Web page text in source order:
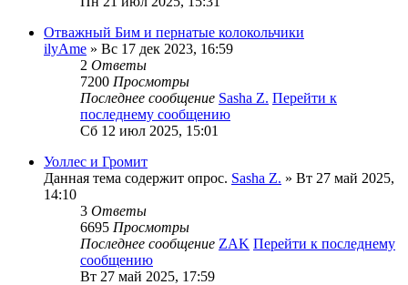
Отважный Бим и пернатые колокольчики
ilyAme » Вс 17 дек 2023, 16:59
2 Ответы
7200 Просмотры
Последнее сообщение Sasha Z. Перейти к
последнему сообщению
Сб 12 июл 2025, 15:01
Уоллес и Громит
Данная тема содержит опрос. Sasha Z. » Вт 27 май 2025,
14:10
3 Ответы
6695 Просмотры
Последнее сообщение ZAK Перейти к последнему
сообщению
Вт 27 май 2025, 17:59